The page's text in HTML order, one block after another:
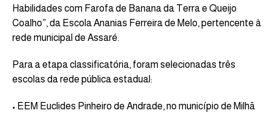
Habilidades com Farofa de Banana da Terra e Queijo
Coalho”, da Escola Ananias Ferreira de Melo, pertencente à
rede municipal de Assaré.
Para a etapa classificatória, foram selecionadas três
escolas da rede pública estadual:
• EEM Euclides Pinheiro de Andrade, no município de Milhã